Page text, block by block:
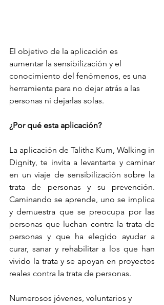
El objetivo de la aplicación es
aumentar la sensibilización y el
conocimiento del fenómenos, es una
herramienta para no dejar atrás a las
personas ni dejarlas solas.
¿Por qué esta aplicación?
La aplicación de Talitha Kum, Walking in
Dignity, te invita a levantarte y caminar
en un viaje de sensibilización sobre la
trata de personas y su prevención.
Caminando se aprende, uno se implica
y demuestra que se preocupa por las
personas que luchan contra la trata de
personas y que ha elegido ayudar a
curar, sanar y rehabilitar a los que han
vivido la trata y se apoyan en proyectos
reales contra la trata de personas.
Numerosos jóvenes, voluntarios y